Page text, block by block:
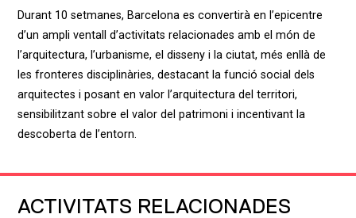
Durant 10 setmanes, Barcelona es convertirà en l’epicentre
d’un ampli ventall d’activitats relacionades amb el món de
l’arquitectura, l’urbanisme, el disseny i la ciutat, més enllà de
les fronteres disciplinàries, destacant la funció social dels
arquitectes i posant en valor l’arquitectura del territori,
sensibilitzant sobre el valor del patrimoni i incentivant la
descoberta de l’entorn.
ACTIVITATS RELACIONADES